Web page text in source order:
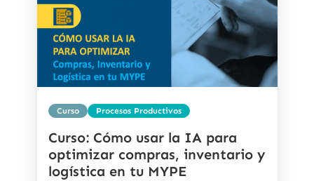
Curso Procesos Productivos
Curso: Cómo usar la IA para
optimizar compras, inventario y
logística en tu MYPE